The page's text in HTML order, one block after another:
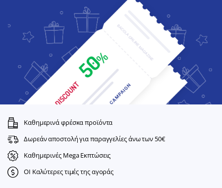
Καθημερινά φρέσκα προϊόντα
Δωρεάν αποστολή για παραγγελίες άνω των 50€
Καθημερινές Mega Εκπτώσεις
ΟΙ Καλύτερες τιμές της αγοράς